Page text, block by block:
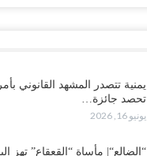
يمنية تتصدر المشهد القانوني
تحصد جائزة…
يونيو 16, 2026
“الضالع“| مأساة “القعقاع” تهز